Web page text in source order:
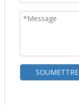
SOUMETTRE